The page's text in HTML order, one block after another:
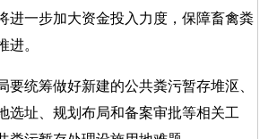
进一步加大资金投入力度，保障畜禽粪
进。
统筹做好新建的公共粪污暂存堆沤、
选址、规划布局和备案审批等相关工